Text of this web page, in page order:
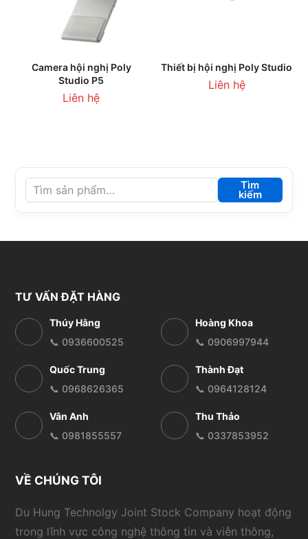
Camera hội nghị Poly
Studio P5
Liên hệ
Thiết bị hội nghị Poly Studio
Liên hệ
Tìm
kiếm
TƯ VẤN ĐẶT HÀNG
Thúy Hằng
📞 0936600525
Hoàng Khoa
📞 0906997944
Quốc Trung
📞 0968626365
Thành Đạt
📞 0964128124
Vân Anh
📞 0981855557
Thu Thảo
📞 0337853952
VỀ CHÚNG TÔI
Du Hung Technolgy Joint Stock Company hoạt động
trong lĩnh vực công nghệ thông tin và viễn thông,